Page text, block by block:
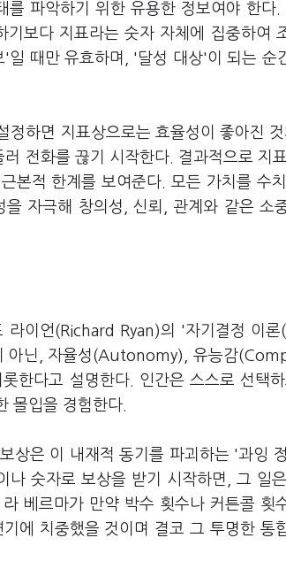
파악하기 위한 유용한 정보여야 한다
보다 지표라는 숫자 자체에 집중하여
때만 유효하며, '달성 대상'이 되는 순
하면 지표상으로는 효율성이 좋아진
전화를 끊기 시작한다. 결과적으로 지
본적 한계를 보여준다. 모든 가치를 수
자극해 창의성, 신뢰, 관계와 같은 소
라이언(Richard Ryan)의 '자기결정 이
아닌, 자율성(Autonomy), 유능감
한다고 설명한다. 인간은 스스로 선택
몰입을 경험한다.
상은 이 내재적 동기를 파괴하는 '과잉
숫자로 보상을 받기 시작하면, 그 일
베르마가 만약 박수 횟수나 커튼콜 횟
에 치중했을 것이며 결코 그 투명한 통